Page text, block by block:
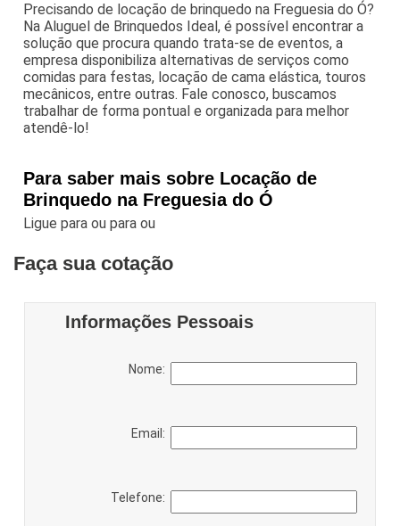
Precisando de locação de brinquedo na Freguesia do Ó?
Na Aluguel de Brinquedos Ideal, é possível encontrar a
solução que procura quando trata-se de eventos, a
empresa disponibiliza alternativas de serviços como
comidas para festas, locação de cama elástica, touros
mecânicos, entre outras. Fale conosco, buscamos
trabalhar de forma pontual e organizada para melhor
atendê-lo!
Para saber mais sobre Locação de
Brinquedo na Freguesia do Ó
Ligue paraou paraou
Faça sua cotação
Informações Pessoais
Nome:
Email:
Telefone: